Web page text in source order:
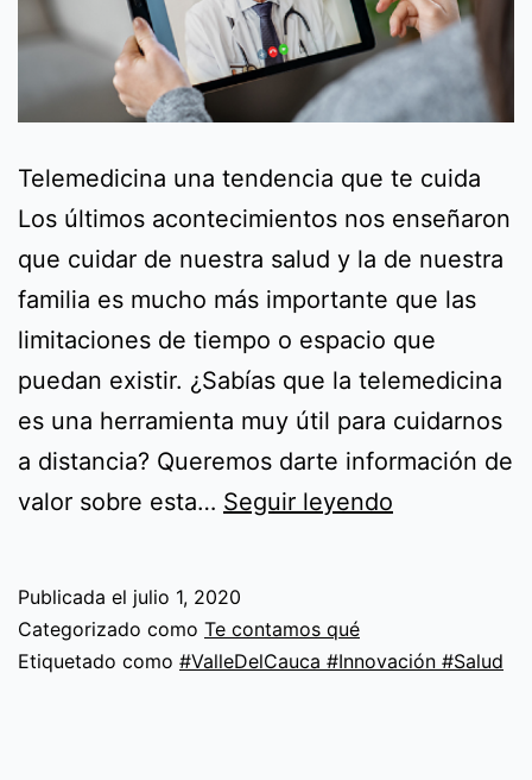
Telemedicina una tendencia que te cuida
Los últimos acontecimientos nos enseñaron
que cuidar de nuestra salud y la de nuestra
familia es mucho más importante que las
limitaciones de tiempo o espacio que
puedan existir. ¿Sabías que la telemedicina
es una herramienta muy útil para cuidarnos
a distancia? Queremos darte información de
valor sobre esta… Seguir leyendo
te
Publicada el julio 1, 2020
Categorizado como Te contamos qué
Etiquetado como #ValleDelCauca #Innovación #Salud